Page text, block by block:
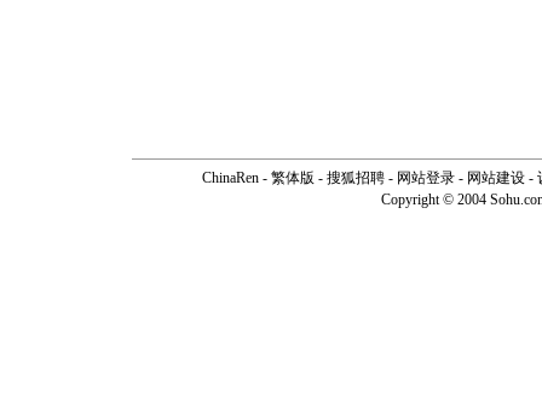
ChinaRen - 繁体版 - 搜狐招聘 - 网站登录 - 网站建设 -
Copyright © 2004